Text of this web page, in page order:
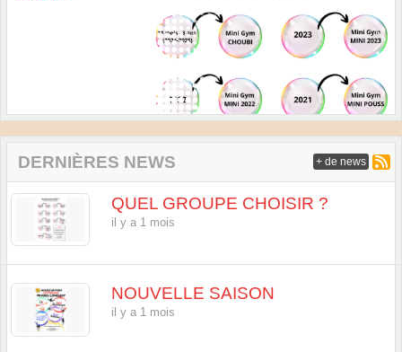
Next
DERNIÈRES NEWS
QUEL GROUPE CHOISIR ?
il y a 1 mois
NOUVELLE SAISON
il y a 1 mois
+ de news